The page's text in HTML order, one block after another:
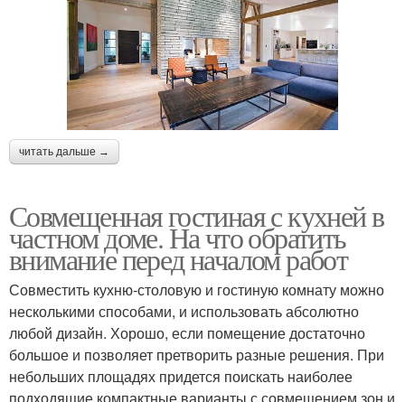
читать дальше →
Совмещенная гостиная с кухней в
частном доме. На что обратить
внимание перед началом работ
Совместить кухню-столовую и гостиную комнату можно
несколькими способами, и использовать абсолютно
любой дизайн. Хорошо, если помещение достаточно
большое и позволяет претворить разные решения. При
небольших площадях придется поискать наиболее
подходящие компактные варианты с совмещением зон и